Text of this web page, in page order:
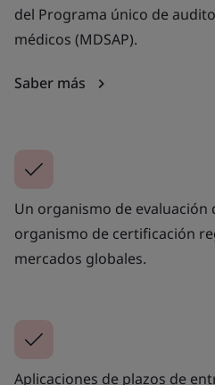
del Programa único de
médicos (MDSAP).
Saber más
Un organismo de
organismo de certificación
mercados globales.
Aplicaciones de plazos de